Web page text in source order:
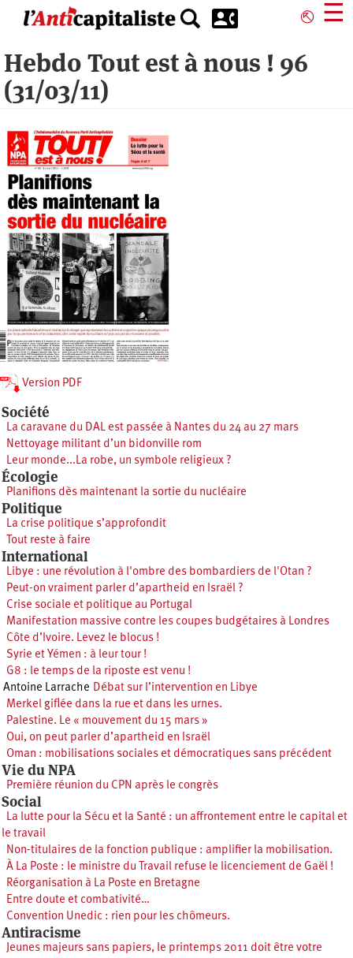
principal
⎋ ☰
Hebdo Tout est à nous ! 96
(31/03/11)
Version PDF
Société
La caravane du DAL est passée à Nantes du 24 au 27 mars
Nettoyage militant d’un bidonville rom
Leur monde...La robe, un symbole religieux ?
Écologie
Planifions dès maintenant la sortie du nucléaire
Politique
La crise politique s’approfondit
Tout reste à faire
International
Libye : une révolution à l'ombre des bombardiers de l'Otan ?
Peut-on vraiment parler d’apartheid en Israël ?
Crise sociale et politique au Portugal
Manifestation massive contre les coupes budgétaires à Londres
Côte d’Ivoire. Levez le blocus !
Syrie et Yémen : à leur tour !
G8 : le temps de la riposte est venu !
Antoine Larrache Débat sur l’intervention en Libye
Merkel giflée dans la rue et dans les urnes.
Palestine. Le « mouvement du 15 mars »
Oui, on peut parler d’apartheid en Israël
Oman : mobilisations sociales et démocratiques sans précédent
Vie du NPA
Première réunion du CPN après le congrès
Social
La lutte pour la Sécu et la Santé : un affrontement entre le capital et
le travail
Non-titulaires de la fonction publique : amplifier la mobilisation.
À La Poste : le ministre du Travail refuse le licenciement de Gaël !
Réorganisation à La Poste en Bretagne
Entre doute et combativité…
Convention Unedic : rien pour les chômeurs.
Antiracisme
Jeunes majeurs sans papiers, le printemps 2011 doit être votre